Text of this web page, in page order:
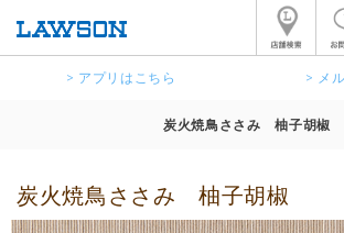
> アプリはこちら > メ
炭火焼鳥ささみ 柚子胡椒
炭火焼鳥ささみ 柚子胡椒